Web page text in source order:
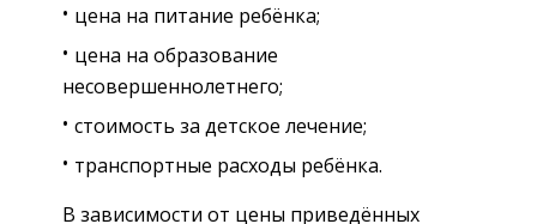
цена на питание ребёнка;
цена на образование
несовершеннолетнего;
стоимость за детское лечение;
транспортные расходы ребёнка.
В зависимости от цены приведённых